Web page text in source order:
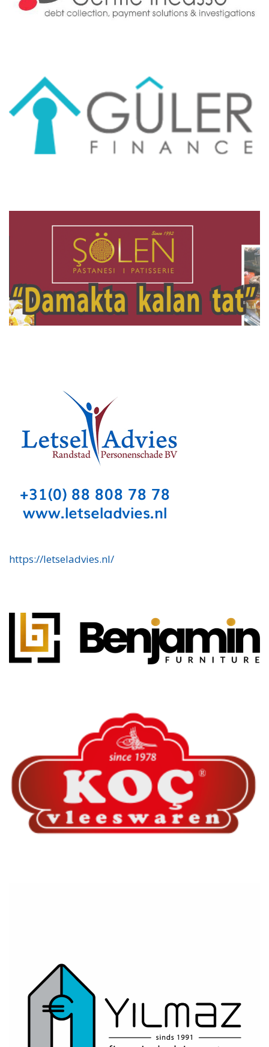
https://letseladvies.nl/